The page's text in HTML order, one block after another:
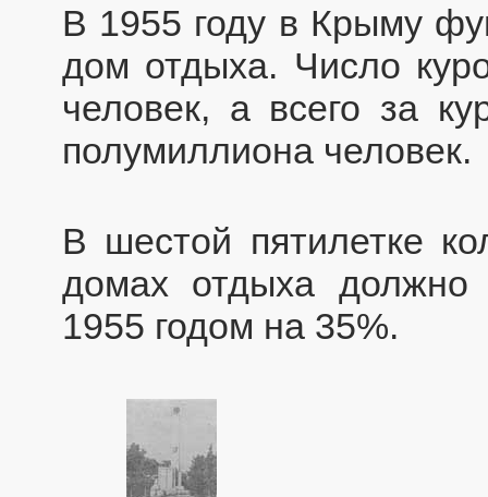
В 1955 году в Крыму
дом отдыха. Число
человек, а всего за
полумиллиона человек.
В шестой пятилетке
домах отдыха должно
1955 годом на 35%.